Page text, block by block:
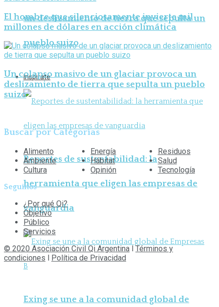
un deslizamiento de tierra que sepulta un
pueblo suizo
Inspirate
Reportes de sustentabilidad: la
herramienta que eligen las empresas de
vanguardia
Exing se une a la comunidad global de
El hombre que silenciosamente invierte mil
millones de dólares en acción climática
Un colapso masivo de un glaciar provoca un
deslizamiento de tierra que sepulta un pueblo
suizo
Buscar por Categorías
Alimento
Ambiente
Cultura
Energía
Hábitat
Opinión
Residuos
Salud
Tecnología
Seguinos
¿Por qué Qi?
Objetivo
Público
Servicios
© 2020 Asociación Civil Qi Argentina lTérminos y
condiciones l Política de Privacidad